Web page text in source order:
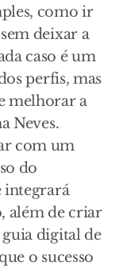
como ir
deixar a
caso é um
perfis, mas
melhorar a
Neves.
com um
do
integrará
além de criar
digital de
o sucesso